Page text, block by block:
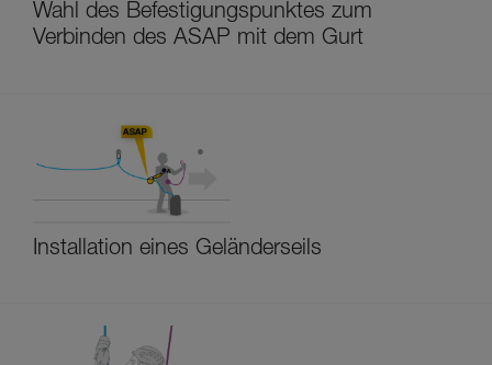
Wahl des Befestigungspunktes zum
Verbinden des ASAP mit dem Gurt
Installation eines Geländerseils